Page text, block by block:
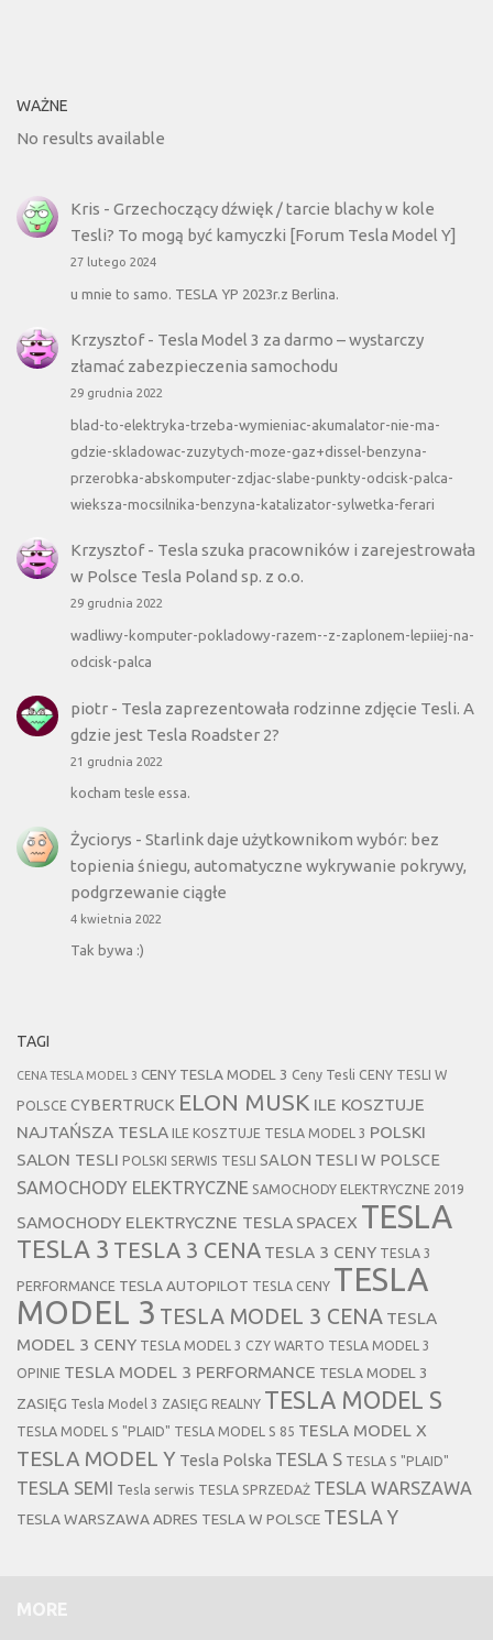
WAŻNE
No results available
Kris - Grzechoczący dźwięk / tarcie blachy w kole
Tesli? To mogą być kamyczki [Forum Tesla Model Y]
27 lutego 2024
u mnie to samo. TESLA YP 2023r.z Berlina.
Krzysztof- Tesla Model 3 za darmo – wystarczy
złamać zabezpieczenia samochodu
29 grudnia 2022
blad-to-elektryka-trzeba-wymieniac-akumalator-nie-ma-
gdzie-skladowac-zuzytych-moze-gaz+dissel-benzyna-
przerobka-abskomputer-zdjac-slabe-punkty-odcisk-palca-
wieksza-mocsilnika-benzyna-katalizator-sylwetka-ferari
Krzysztof- Tesla szuka pracowników i zarejestrowała
w Polsce Tesla Poland sp. z o.o.
29 grudnia 2022
wadliwy-komputer-pokladowy-razem--z-zaplonem-lepiiej-na-
odcisk-palca
piotr- Tesla zaprezentowała rodzinne zdjęcie Tesli. A
gdzie jest Tesla Roadster 2?
21 grudnia 2022
kocham tesle essa.
Życiorys - Starlink daje użytkownikom wybór: bez
topienia śniegu, automatyczne wykrywanie pokrywy,
podgrzewanie ciągłe
4 kwietnia 2022
Tak bywa :)
TAGI
CENA TESLA MODEL 3 CENY TESLA MODEL 3 Ceny Tesli CENY TESLI W
POLSCE CYBERTRUCK ELON MUSK ILE KOSZTUJE
NAJTAŃSZA TESLA ILE KOSZTUJE TESLA MODEL 3 POLSKI
SALON TESLI POLSKI SERWIS TESLI SALON TESLI W POLSCE
SAMOCHODY ELEKTRYCZNE SAMOCHODY ELEKTRYCZNE 2019
SAMOCHODY ELEKTRYCZNE TESLA SPACEX TESLA
TESLA 3 TESLA 3 CENA TESLA 3 CENY TESLA 3
PERFORMANCE TESLA AUTOPILOT TESLA CENY TESLA
MODEL 3 TESLA MODEL 3 CENA TESLA
MODEL 3 CENY TESLA MODEL 3 CZY WARTO TESLA MODEL 3
OPINIE TESLA MODEL 3 PERFORMANCE TESLA MODEL 3
ZASIĘG Tesla Model 3 ZASIĘG REALNY TESLA MODEL S
TESLA MODEL S "PLAID" TESLA MODEL S 85 TESLA MODEL X
TESLA MODEL Y Tesla Polska TESLA S TESLA S "PLAID"
TESLA SEMI Tesla serwis TESLA SPRZEDAŻ TESLA WARSZAWA
TESLA WARSZAWA ADRES TESLA W POLSCE TESLA Y
MORE